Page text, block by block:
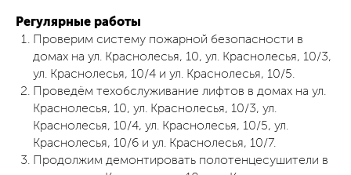
Регулярные работы
Проверим систему пожарной безопасности в
домах на ул. Краснолесья, 10, ул. Краснолесья, 10/3,
ул. Краснолесья, 10/4 и ул. Краснолесья, 10/5.
Проведём техобслуживание лифтов в домах на ул.
Краснолесья, 10, ул. Краснолесья, 10/3, ул.
Краснолесья, 10/4, ул. Краснолесья, 10/5, ул.
Краснолесья, 10/6 и ул. Краснолесья, 10/7.
Продолжим демонтировать полотенцесушители в